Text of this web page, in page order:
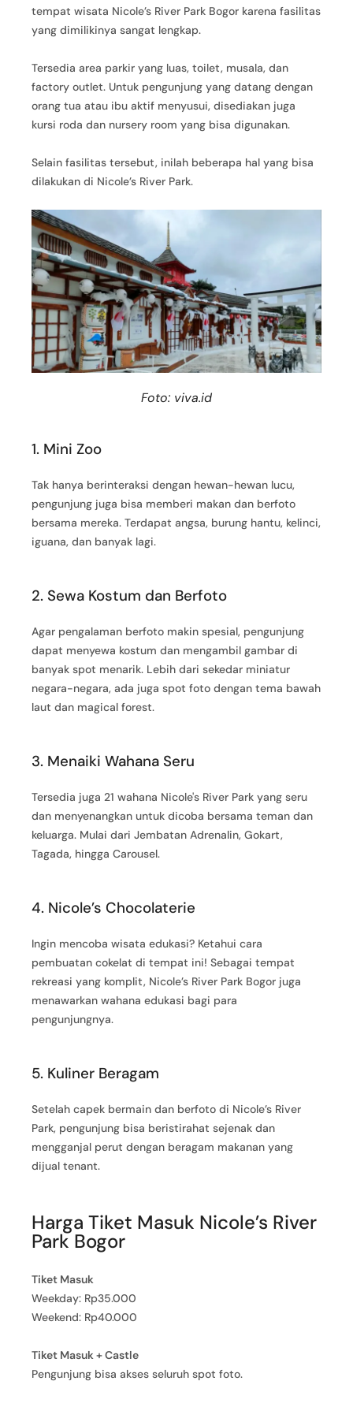
tempat wisata Nicole’s River Park Bogor karena fasilitas
yang dimilikinya sangat lengkap.
Tersedia area parkir yang luas, toilet, musala, dan
factory outlet. Untuk pengunjung yang datang dengan
orang tua atau ibu aktif menyusui, disediakan juga
kursi roda dan nursery room yang bisa digunakan.
Selain fasilitas tersebut, inilah beberapa hal yang bisa
dilakukan di Nicole’s River Park.
Foto: viva.id
1. Mini Zoo
Tak hanya berinteraksi dengan hewan-hewan lucu,
pengunjung juga bisa memberi makan dan berfoto
bersama mereka. Terdapat angsa, burung hantu, kelinci,
iguana, dan banyak lagi.
2. Sewa Kostum dan Berfoto
Agar pengalaman berfoto makin spesial, pengunjung
dapat menyewa kostum dan mengambil gambar di
banyak spot menarik. Lebih dari sekedar miniatur
negara-negara, ada juga spot foto dengan tema bawah
laut dan magical forest.
3. Menaiki Wahana Seru
Tersedia juga 21 wahana Nicole's River Park yang seru
dan menyenangkan untuk dicoba bersama teman dan
keluarga. Mulai dari Jembatan Adrenalin, Gokart,
Tagada, hingga Carousel.
4. Nicole’s Chocolaterie
Ingin mencoba wisata edukasi? Ketahui cara
pembuatan cokelat di tempat ini! Sebagai tempat
rekreasi yang komplit, Nicole’s River Park Bogor juga
menawarkan wahana edukasi bagi para
pengunjungnya.
5. Kuliner Beragam
Setelah capek bermain dan berfoto di Nicole’s River
Park, pengunjung bisa beristirahat sejenak dan
mengganjal perut dengan beragam makanan yang
dijual tenant.
Harga Tiket Masuk Nicole’s River
Park Bogor
Tiket Masuk
Weekday: Rp35.000
Weekend: Rp40.000
Tiket Masuk + Castle
Pengunjung bisa akses seluruh spot foto.